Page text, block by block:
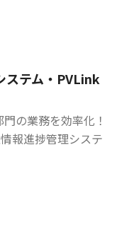
ステム・PVLink
の業務を効率化！
報進捗管理システ